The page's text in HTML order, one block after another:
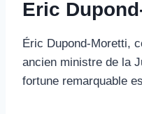
Eric
Éric Dupond-Moretti,
ancien ministre de la
fortune remarquable